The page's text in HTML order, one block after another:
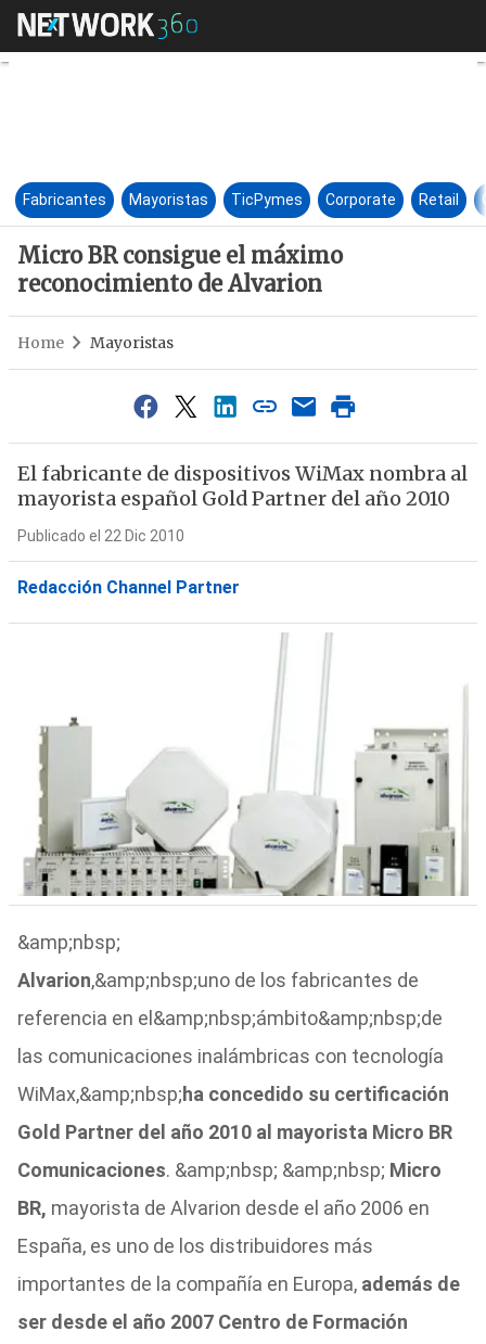
Micro BR consigue el
Fabricantes Mayoristas TicPymes Corporate Retail
Micro BR consigue el máximo
reconocimiento de Alvarion
Home Mayoristas
El fabricante de dispositivos WiMax nombra al
mayorista español Gold Partner del año 2010
Publicado el 22 Dic 2010
Redacción Channel Partner
&amp;nbsp;
Alvarion,&amp;nbsp;uno de los fabricantes de
referencia en el&amp;nbsp;ámbito&amp;nbsp;de
las comunicaciones inalámbricas con tecnología
WiMax,&amp;nbsp;ha concedido su certificación
Gold Partner del año 2010 al mayorista Micro BR
Comunicaciones. &amp;nbsp; &amp;nbsp; Micro
BR, mayorista de Alvarion desde el año 2006 en
España, es uno de los distribuidores más
importantes de la compañía en Europa, además de
ser desde el año 2007 Centro de Formación